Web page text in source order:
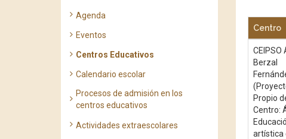
Agenda
Eventos
Centros Educativos
Calendario escolar
Procesos de admisión en los
centros educativos
Actividades extraescolares
Centro
CEIPSO
Berzal
Propio
Centro:
artística